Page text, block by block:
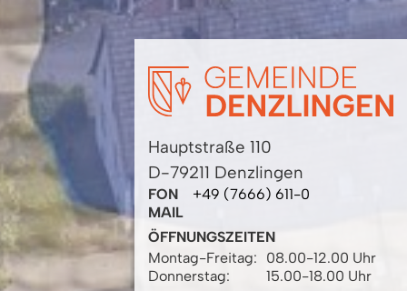
Hauptstraße 110
D-79211 Denzlingen
FON
+49 (7666) 611-0
MAIL
ÖFFNUNGSZEITEN
Montag-Freitag:
08.00-12.00 Uhr
Donnerstag:
15.00-18.00 Uhr